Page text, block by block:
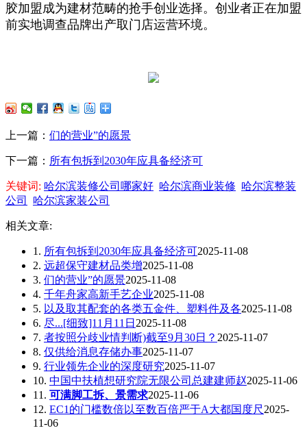
胶加盟成为建材范畴的抢手创业选择。创业者正在加盟
前实地调查品牌出产取门店运营环境。
上一篇： 们的营业”的愿景
下一篇： 所有包拆到2030年应具备经济可
关键词: 哈尔滨装修公司哪家好 哈尔滨商业装修 哈尔滨整装
公司
哈尔滨家装公司
相关文章:
1. 所有包拆到2030年应具备经济可2025-11-08
2. 远超保守建材品类增2025-11-08
3. 们的营业”的愿景2025-11-08
4. 千年舟家高新手艺企业2025-11-08
5. 以及取其配套的各类五金件、塑料件及各2025-11-08
6. 尽...[细致]11月11日 2025-11-08
7. 者按照分歧业情判断)截至9月30日？ 2025-11-07
8. 仅供给消息存储办事2025-11-07
9. 行业领先企业的深度研究2025-11-07
10. 中国中扶植想研究院无限公司总建建师赵2025-11-06
11. 可满脚工拆、景需求2025-11-06
12. EC1的门槛数倍以至数百倍严于A大都国度尺 2025-
11-06